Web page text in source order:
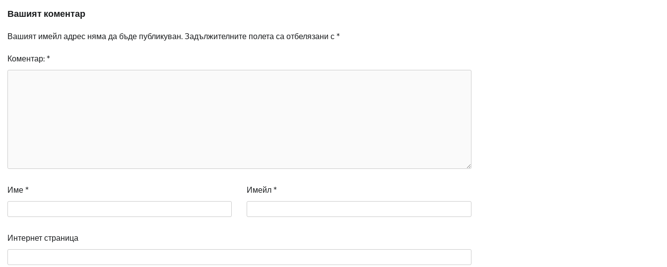
Вашият коментар
Вашият имейл адрес няма да бъде публикуван. Задължителните полета са отбелязани с *
Коментар: *
Име * Имейл*
Интернет страница